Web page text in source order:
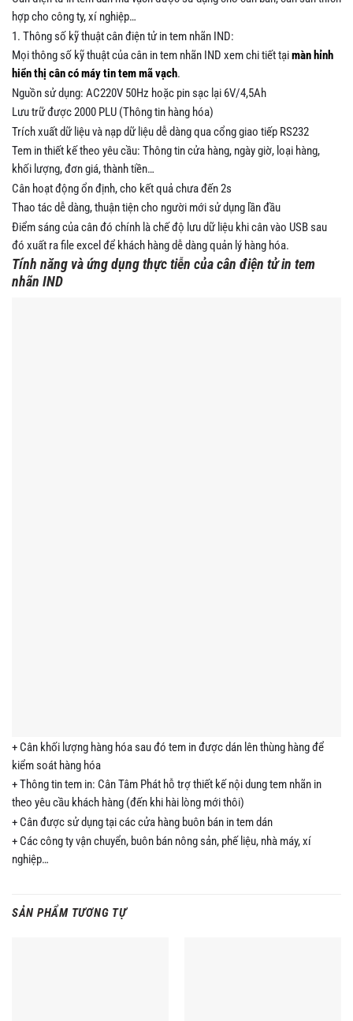
hợp cho công ty, xí nghiệp…
1. Thông số kỹ thuật cân điện tử in tem nhãn IND:
Mọi thông số kỹ thuật của cân in tem nhãn IND xem chi tiết tạimàn hỉnh
hiển thị cân có máy tin tem mã vạch.
Nguồn sử dụng: AC220V 50Hz hoặc pin sạc lại 6V/4,5Ah
Lưu trữ được 2000 PLU (Thông tin hàng hóa)
Trích xuất dữ liệu và nạp dữ liệu dễ dàng qua cổng giao tiếp RS232
Tem in thiết kế theo yêu cầu: Thông tin cửa hàng, ngày giờ, loại hàng,
khối lượng, đơn giá, thành tiền…
Cân hoạt động ổn định, cho kết quả chưa đến 2s
Thao tác dễ dàng, thuận tiện cho người mới sử dụng lần đầu
Điểm sáng của cân đó chính là chế độ lưu dữ liệu khi cân vào USB sau
đó xuất ra file excel để khách hàng dễ dàng quản lý hàng hóa.
Tính năng và ứng dụng thực tiễn của cân điện tử in tem
nhãn IND
+ Cân khối lượng hàng hóa sau đó tem in được dán lên thùng hàng để
kiểm soát hàng hóa
+ Thông tin tem in: Cân Tâm Phát hỗ trợ thiết kế nội dung tem nhãn in
theo yêu cầu khách hàng (đến khi hài lòng mới thôi)
+ Cân được sử dụng tại các cửa hàng buôn bán in tem dán
+ Các công ty vận chuyển, buôn bán nông sản, phế liệu, nhà máy, xí
nghiệp…
SẢN PHẨM TƯƠNG TỰ